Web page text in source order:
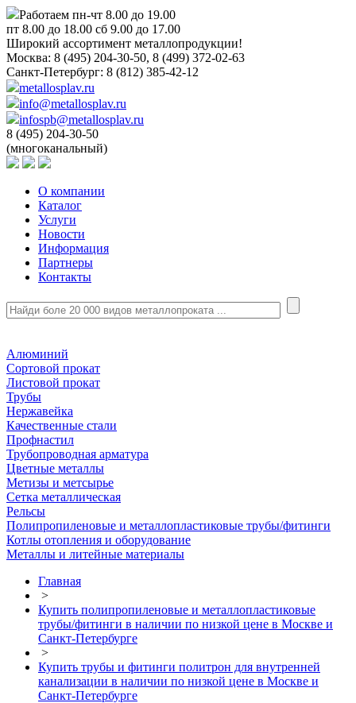
Работаем пн-чт 8.00 до 19.00
пт 8.00 до 18.00 сб 9.00 до 17.00
Широкий ассортимент металлопродукции!
Москва: 8 (495) 204-30-50, 8 (499) 372-02-63
Санкт-Петербург: 8 (812) 385-42-12
metallosplav.ru
info@metallosplav.ru
infospb@metallosplav.ru
8 (495) 204-30-50
(многоканальный)
О компании
Каталог
Услуги
Новости
Информация
Партнеры
Контакты
Алюминий
Сортовой прокат
Листовой прокат
Трубы
Нержавейка
Качественные стали
Профнастил
Трубопроводная арматура
Цветные металлы
Метизы и метсырье
Сетка металлическая
Рельсы
Полипропиленовые и металлопластиковые трубы/фитинги
Котлы отопления и оборудование
Металлы и литейные материалы
Главная
>
Купить полипропиленовые и металлопластиковые
трубы/фитинги в наличии по низкой цене в Москве и
Санкт-Петербурге
>
Купить трубы и фитинги политрон для внутренней
канализации в наличии по низкой цене в Москве и
Санкт-Петербурге